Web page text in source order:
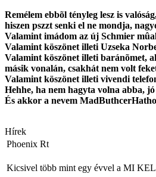
Remélem ebbõl tényleg lesz is
hiszen pszzt senki el ne mondja,
Valamint imádom az új Schmier
Valamint köszönet illeti Uzseka
Valamint köszönet illeti baránõmet,
másik vonalán, csakhát nem volt
Valamint köszönet illeti vivendi
Hehhe, ha nem hagyta volna abba,
És akkor a nevem
Hírek
Phoenix Rt
Kicsivel több mint egy évvel a MI